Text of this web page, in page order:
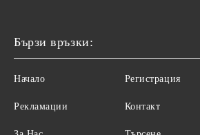
Бързи връзки:
Начало
Рекламации
Регистрация
Контакт